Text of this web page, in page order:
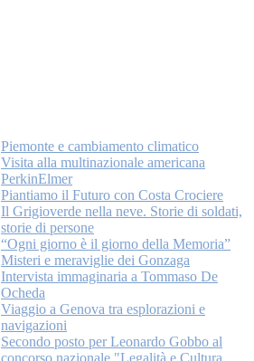
Piemonte e cambiamento climatico
Visita alla multinazionale americana
PerkinElmer
Piantiamo il Futuro con Costa Crociere
Il Grigioverde nella neve. Storie di soldati,
storie di persone
“Ogni giorno è il giorno della Memoria”
Misteri e meraviglie dei Gonzaga
Intervista immaginaria a Tommaso De
Ocheda
Viaggio a Genova tra esplorazioni e
navigazioni
Secondo posto per Leonardo Gobbo al